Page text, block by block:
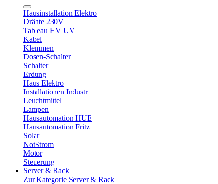
Hausinstallation Elektro
Drähte 230V
Tableau HV UV
Kabel
Klemmen
Dosen-Schalter
Schalter
Erdung
Haus Elektro
Installationen Industr
Leuchtmittel
Lampen
Hausautomation HUE
Hausautomation Fritz
Solar
NotStrom
Motor
Steuerung
Server & Rack
Zur Kategorie Server & Rack